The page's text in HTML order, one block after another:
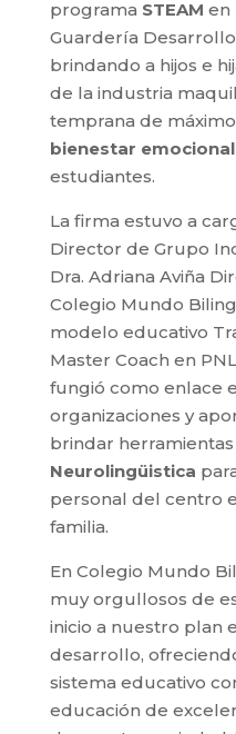
programa STEAM en
Guardería
brindando a hijos e
de la industria
temprana de
bienestar emocional
estudiantes.
La firma estuvo a
Director de Grupo
Dra. Adriana Aviña
Colegio Mundo
modelo educativo
Master Coach en
fungió como enlace
organizaciones y
brindar
Neurolingüistica
personal del centro
familia.
En Colegio Mundo
muy orgullosos de
inicio a nuestro plan
desarrollo,
sistema educativo
educación de